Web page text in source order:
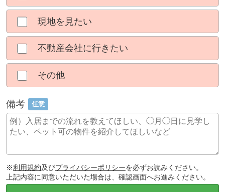
現地を見たい
不動産会社に行きたい
その他
備考 任意
※利用規約及びプライバシーポリシーを必ずお読みください。
上記内容に同意いただいた場合は、確認画面へお進みください。